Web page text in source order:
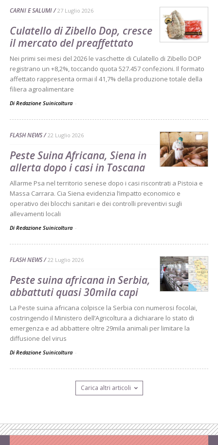
CARNI E SALUMI 27 Luglio 2026
Culatello di Zibello Dop, cresce
il mercato del preaffettato
Nei primi sei mesi del 2026 le vaschette di Culatello di Zibello DOP
registrano un +8,2%, toccando quota 527.457 confezioni. Il formato
affettato rappresenta ormai il 41,7% della produzione totale della
filiera agroalimentare
Di Redazione Suinicoltura -
FLASH NEWS 22 Luglio 2026
Peste Suina Africana, Siena in
allerta dopo i casi in Toscana
Allarme Psa nel territorio senese dopo i casi riscontrati a Pistoia e
Massa Carrara. Cia Siena evidenzia l’impatto economico e
operativo dei blocchi sanitari e dei controlli preventivi sugli
allevamenti locali
Di Redazione Suinicoltura -
FLASH NEWS 22 Luglio 2026
Peste suina africana in Serbia,
abbattuti quasi 30mila capi
La Peste suina africana colpisce la Serbia con numerosi focolai,
costringendo il Ministero dell’Agricoltura a dichiarare lo stato di
emergenza e ad abbattere oltre 29mila animali per limitare la
diffusione del virus
Di Redazione Suinicoltura -
Carica altri articoli